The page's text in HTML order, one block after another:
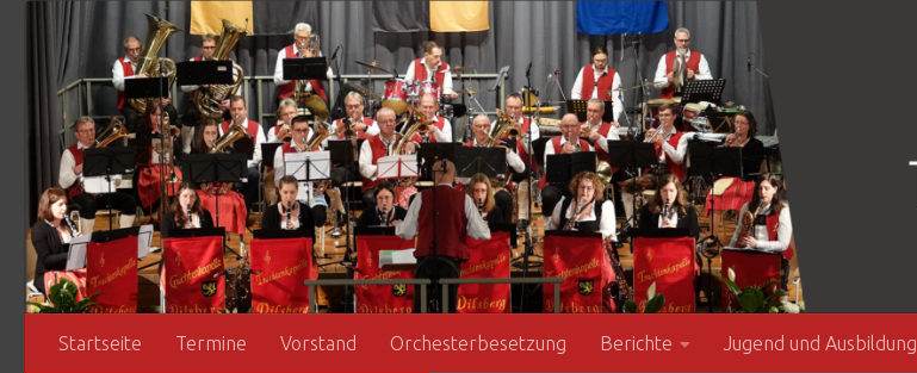
Zum Inhalt springen
Startseite Termine Vorstand Orchesterbesetzung Berichte Jugend und Ausbildung